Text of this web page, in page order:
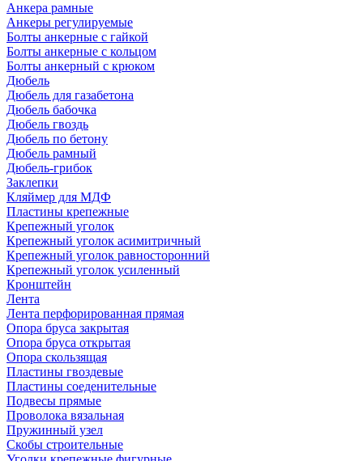
Анкера рамные
Анкеры регулируемые
Болты анкерные с гайкой
Болты анкерные с кольцом
Болты анкерный с крюком
Дюбель
Дюбель для газабетона
Дюбель бабочка
Дюбель гвоздь
Дюбель по бетону
Дюбель рамный
Дюбель-грибок
Заклепки
Кляймер для МДФ
Пластины крепежные
Крепежный уголок
Крепежный уголок асимитричный
Крепежный уголок равносторонний
Крепежный уголок усиленный
Кронштейн
Лента
Лента перфорированная прямая
Опора бруса закрытая
Опора бруса открытая
Опора скользящая
Пластины гвоздевые
Пластины соеденительные
Подвесы прямые
Проволока вязальная
Пружинный узел
Скобы строительные